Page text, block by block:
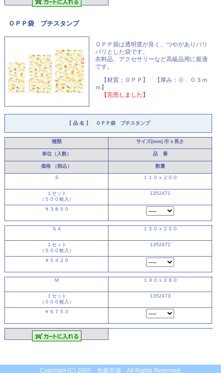
ＯＰＰ袋 プチスタンプ
ＯＰＰ袋は透明度が良く、つやがありパリ
パリとした袋です。
衣料品、アクセサリーなど高級品用に最適
です。
【材質：ＯＰＰ】 【厚み：０．０３ｍ
ｍ】
【完売しました】
【 品 名 】 ＯＰＰ袋 プチスタンプ
種類 サイズ(mm) 巾ｘ長さ
単位（入数） 品 番
価格 （税込） 数量
Ｓ １１０ｘ２００
１セット
（５００枚入）
1352471
￥３８５０
ＳＡ １５０ｘ２５０
１セット
（５００枚入）
1352472
￥５４２０
Ｍ １９０ｘ２８０
１セット
（５００枚入）
1352473
￥６７５０
Copyright (C) 2005 包装市場 All Rights Reserved.